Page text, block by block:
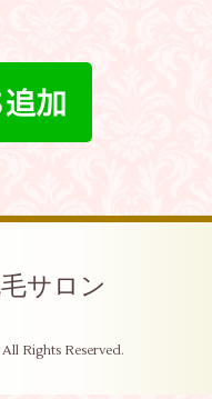
サロン
All Rights Reserved.